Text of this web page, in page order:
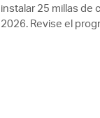
instalar 25 millas de
2026. Revise el